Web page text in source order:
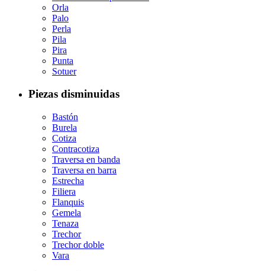
Orla
Palo
Perla
Pila
Pira
Punta
Sotuer
Piezas disminuidas
Bastón
Burela
Cotiza
Contracotiza
Traversa en banda
Traversa en barra
Estrecha
Filiera
Flanquis
Gemela
Tenaza
Trechor
Trechor doble
Vara